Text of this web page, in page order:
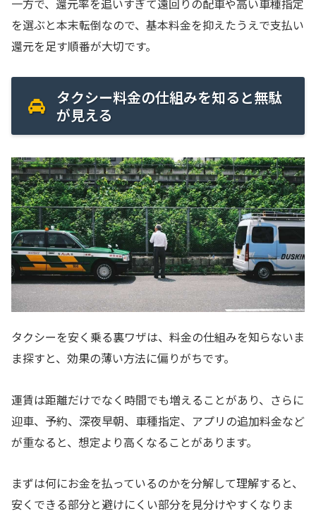
一方で、還元率を追いすぎて遠回りの配車や高い車種指定
を選ぶと本末転倒なので、基本料金を抑えたうえで支払い
還元を足す順番が大切です。
タクシー料金の仕組みを知ると無駄
が見える
タクシーを安く乗る裏ワザは、料金の仕組みを知らないま
ま探すと、効果の薄い方法に偏りがちです。
運賃は距離だけでなく時間でも増えることがあり、さらに
迎車、予約、深夜早朝、車種指定、アプリの追加料金など
が重なると、想定より高くなることがあります。
まずは何にお金を払っているのかを分解して理解すると、
安くできる部分と避けにくい部分を見分けやすくなりま